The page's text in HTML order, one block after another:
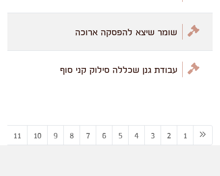
שומר שיצא להפסקה ארוכה
עבודת גנן שכללה סילוק קני סוף
1
2
3
4
5
6
7
8
9
10
11